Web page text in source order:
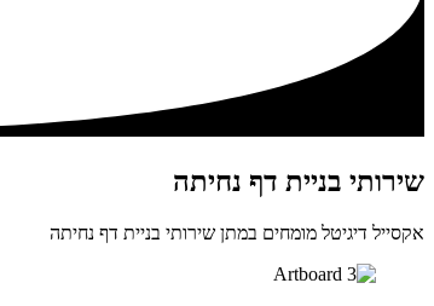
שירותי בניית דף נחיתה
אקסייל דיגיטל מומחים במתן שירותי בניית דף נחיתה